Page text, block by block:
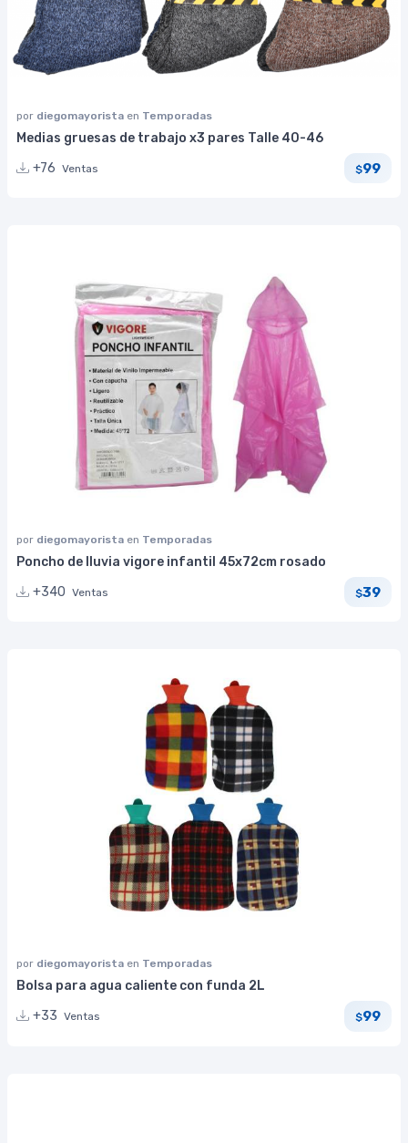
por diegomayorista en Temporadas
Medias gruesas de trabajo x3 pares Talle 40-46
+76 Ventas $99
por diegomayorista en Temporadas
Poncho de lluvia vigore infantil 45x72cm rosado
+340 Ventas $39
por diegomayorista en Temporadas
Bolsa para agua caliente con funda 2L
+33 Ventas $99